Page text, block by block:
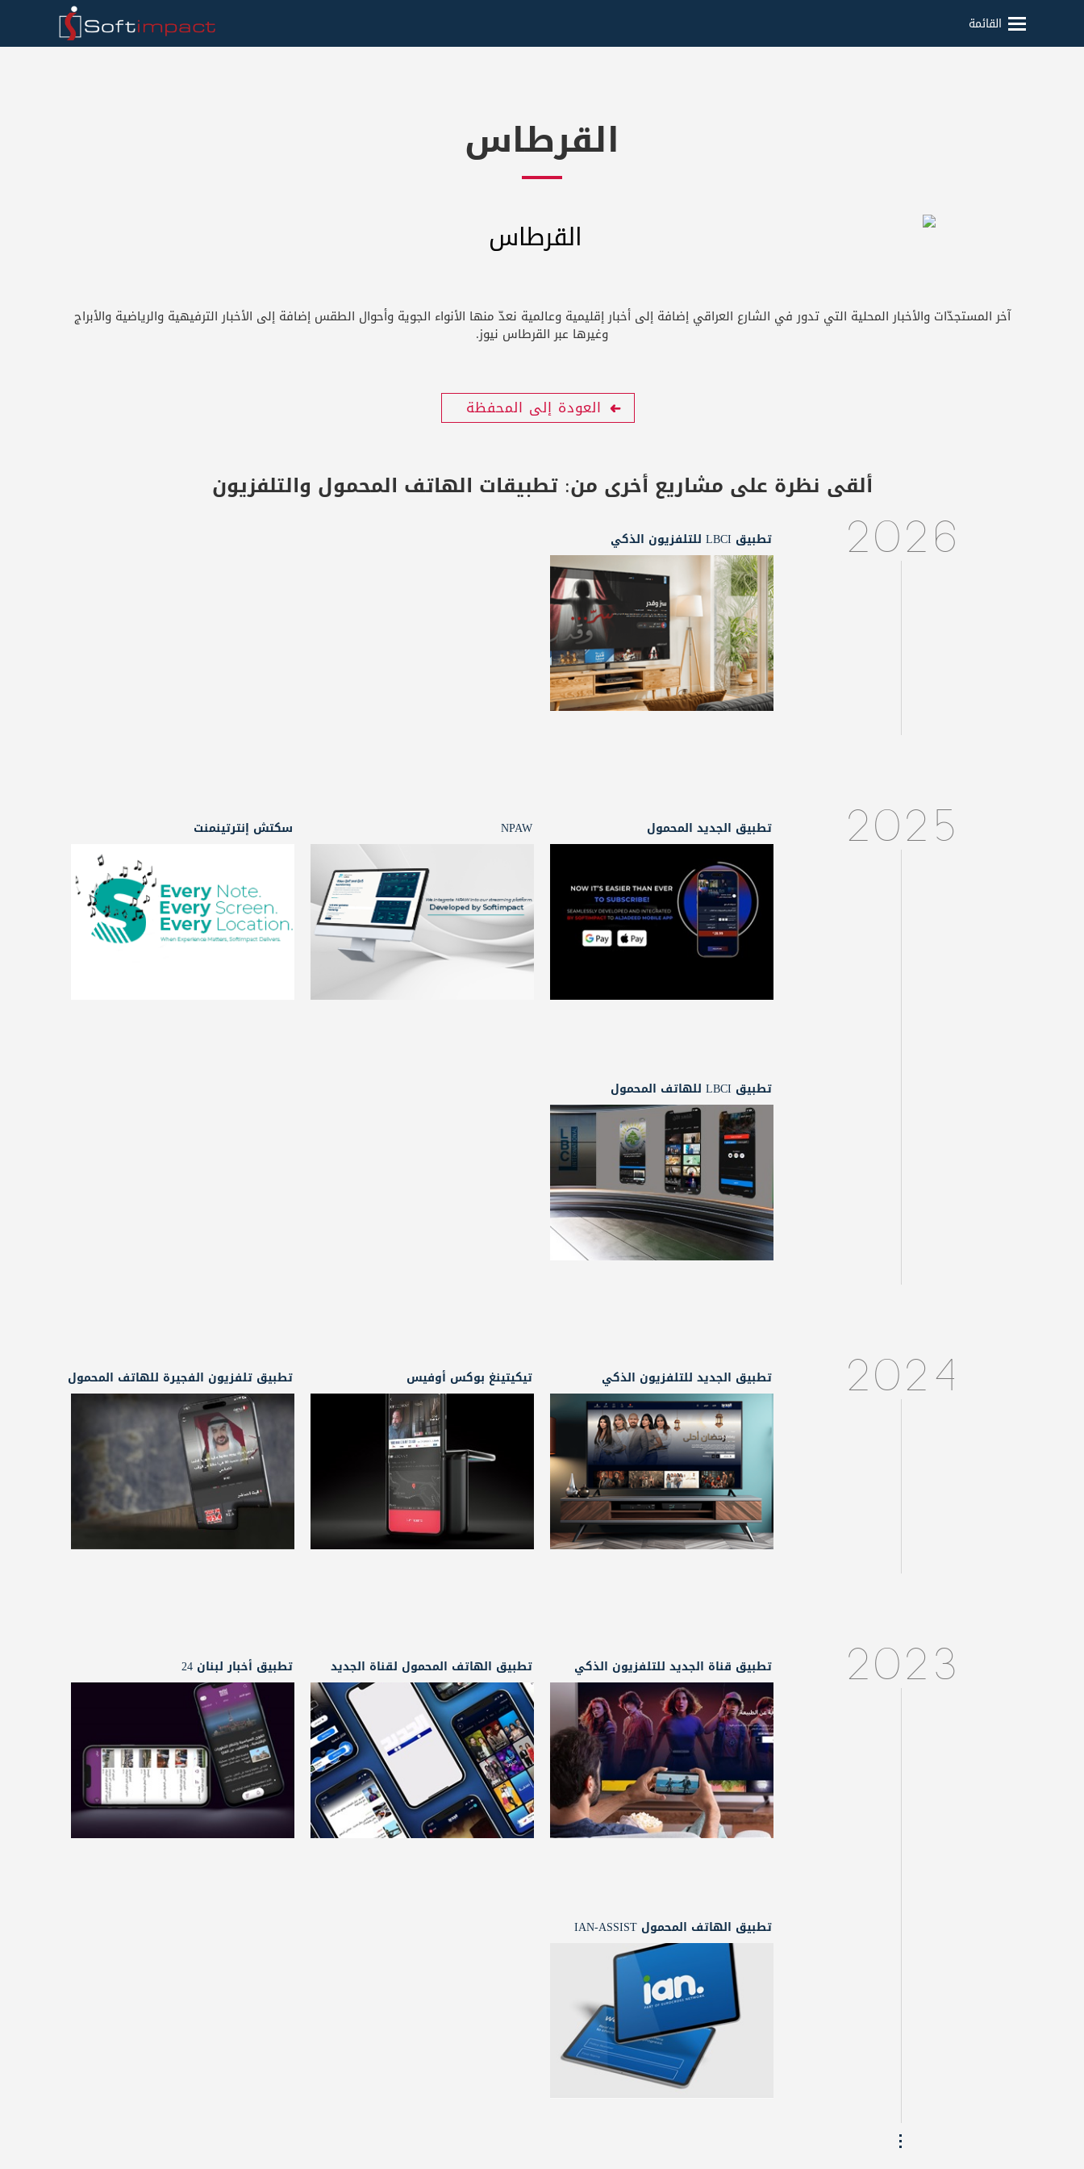
القائمة
القرطاس
آخر المستجدّات والأخبار المحلية التي تدور في الشارع العراقي إضافة إلى أخبار إقليمية وعالمية نعدّ منها الأنواء الجوية وأحوال الطقس إضافة إلى الأخبار الترفيهية والرياضية والأبراج
وغيرها عبر القرطاس نيوز.
العودة إلى المحفظة
ألقى نظرة على مشاريع أخرى من:تطبيقات الهاتف المحمول والتلفزيون
2026 تطبيق LBCI للتلفزيون الذكي
2025 تطبيق الجديد المحمول NPAW سكتش إنترتينمنت
تطبيق LBCI للهاتف المحمول
2024 تطبيق الجديد للتلفزيون الذكي تيكيتينغ بوكس أوفيس تطبيق تلفزيون الفجيرة للهاتف المحمول
2023 تطبيق قناة الجديد للتلفزيون الذكي تطبيق الهاتف المحمول لقناة الجديد تطبيق أخبار لبنان 24
تطبيق الهاتف المحمول IAN-ASSIST